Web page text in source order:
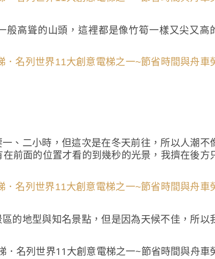
般高聳的山頭，這裡都是像竹筍一樣又尖又高
、二小時，但這次是在冬天前往，所以人潮不
前面的位置才看的到幾秒的光景，我擠在後方
的地型與知名景點，但是因為天候不佳，所以